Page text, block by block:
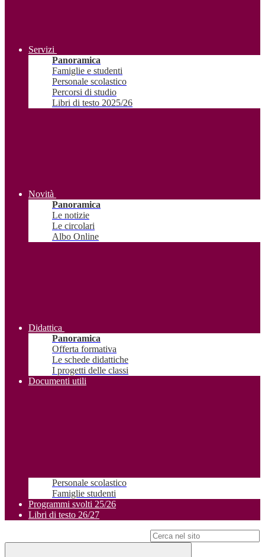
Servizi
Panoramica
Famiglie e studenti
Personale scolastico
Percorsi di studio
Libri di testo 2025/26
Novità
Panoramica
Le notizie
Le circolari
Albo Online
Didattica
Panoramica
Offerta formativa
Le schede didattiche
I progetti delle classi
Documenti utili
Personale scolastico
Famiglie studenti
Programmi svolti 25/26
Libri di testo 26/27